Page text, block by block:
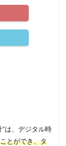
”は、デジタル時
とができ、タ